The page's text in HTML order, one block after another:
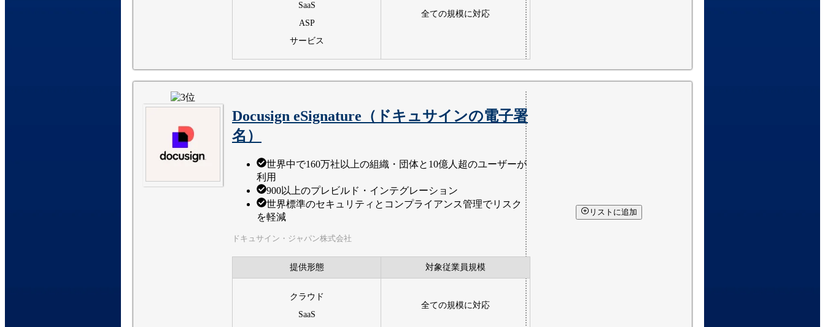
SaaS
ASP
サービス
全ての規模に対応
Docusign eSignature（ドキュサインの電子署
名）
世界中で160万社以上の組織・団体と10億人超のユーザーが
利用
900以上のプレビルド・インテグレーション
世界標準のセキュリティとコンプライアンス管理でリスク
を軽減
ドキュサイン・ジャパン株式会社
提供形態 対象従業員規模
クラウド
SaaS
全ての規模に対応
リストに追加